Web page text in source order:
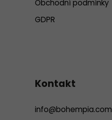
Obchodní podmínky
GDPR
Kontakt
info@bohempia.com